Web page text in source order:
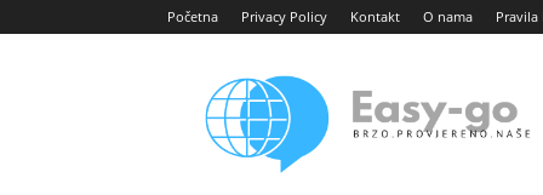
Početna Privacy Policy Kontakt O nama
portal